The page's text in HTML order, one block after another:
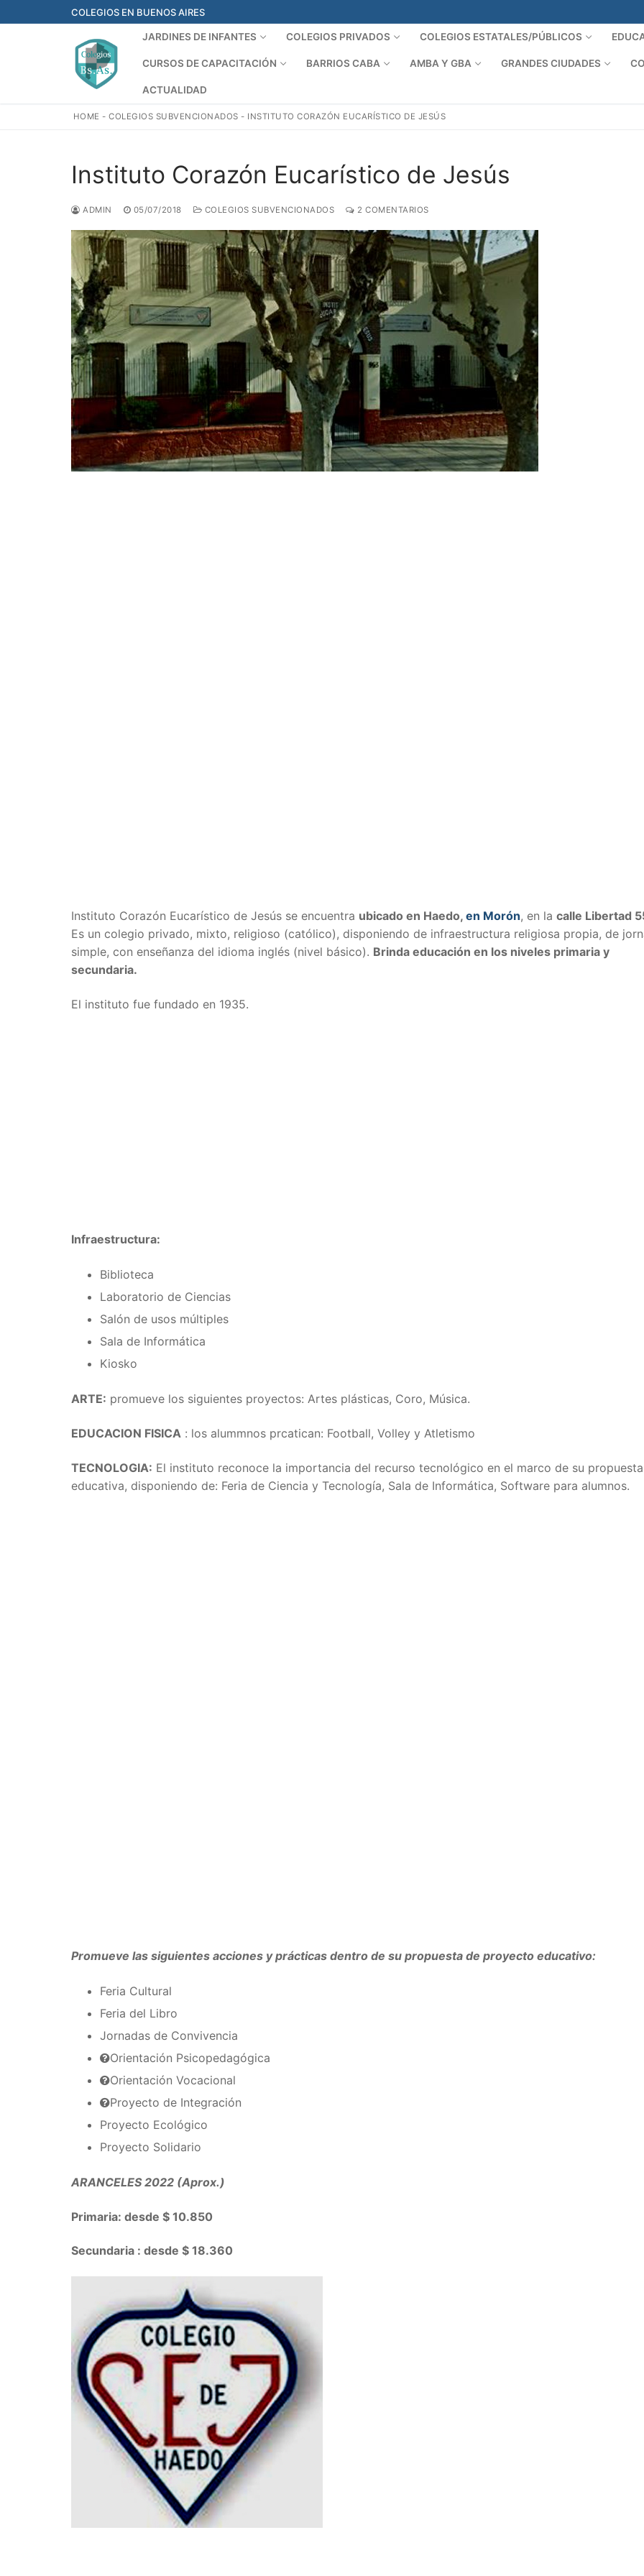
al
COLEGIOS EN BUENOS AIRES
JARDINES DE INFANTES COLEGIOS PRIVADOS COLEGIOS ESTATALES/PÚBLICOS
CURSOS DE CAPACITACIÓN BARRIOS CABA AMBA Y GBA GRANDES CIUDADES
ACTUALIDAD
HOME -COLEGIOS SUBVENCIONADOS - INSTITUTO CORAZÓN EUCARÍSTICO DE JESÚS
Instituto Corazón Eucarístico de Jesús
ADMIN 05/07/2018 COLEGIOS SUBVENCIONADOS 2 COMENTARIOS
Instituto Corazón Eucarístico de Jesús se encuentra ubicado en Haedo, en Morón, en la calle Libertad
Es un colegio privado, mixto, religioso (católico), disponiendo de infraestructura religiosa propia, de
simple, con enseñanza del idioma inglés (nivel básico). Brinda educación en los niveles primaria y
secundaria.
El instituto fue fundado en 1935.
Infraestructura:
Biblioteca
Laboratorio de Ciencias
Salón de usos múltiples
Sala de Informática
Kiosko
ARTE: promueve los siguientes proyectos: Artes plásticas, Coro, Música.
EDUCACION FISICA : los alummnos prcatican: Football, Volley y Atletismo
TECNOLOGIA: El instituto reconoce la importancia del recurso tecnológico en el marco de su propuesta
educativa, disponiendo de: Feria de Ciencia y Tecnología, Sala de Informática, Software para alumnos.
Promueve las siguientes acciones y prácticas dentro de su propuesta de proyecto educativo:
Feria Cultural
Feria del Libro
Jornadas de Convivencia
Orientación Psicopedagógica
Orientación Vocacional
Proyecto de Integración
Proyecto Ecológico
Proyecto Solidario
ARANCELES 2022 (Aprox.)
Primaria: desde $ 10.850
Secundaria : desde $ 18.360